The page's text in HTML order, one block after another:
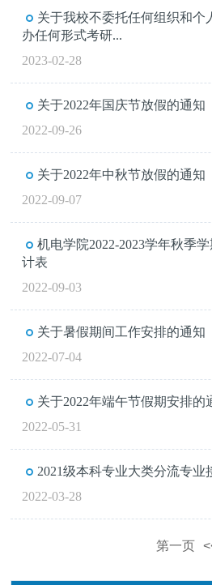
关于我校不委托任何组织和个
办任何形式考研...
2023-02-28
关于2022年国庆节放假的通知
2022-09-26
关于2022年中秋节放假的通知
2022-09-07
机电学院2022-2023学年秋季
计表
2022-09-03
关于暑假期间工作安排的通知
2022-07-04
关于2022年端午节假期安排的
2022-05-31
2021级本科专业大类分流专业
2022-03-28
第一页